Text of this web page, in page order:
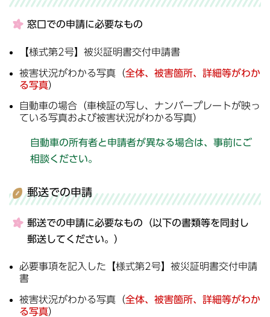
窓口での申請に必要なもの
【様式第2号】被災証明書交付申請書
被害状況がわかる写真（全体、被害箇所、詳細等がわか
る写真）
自動車の場合（車検証の写し、ナンバープレートが映っ
ている写真および被害状況がわかる写真）
自動車の所有者と申請者が異なる場合は、事前にご
相談ください。
郵送での申請
郵送での申請に必要なもの（以下の書類等を同封し
郵送してください。）
必要事項を記入した【様式第2号】被災証明書交付申請
書
被害状況がわかる写真（全体、被害箇所、詳細等がわか
る写真）